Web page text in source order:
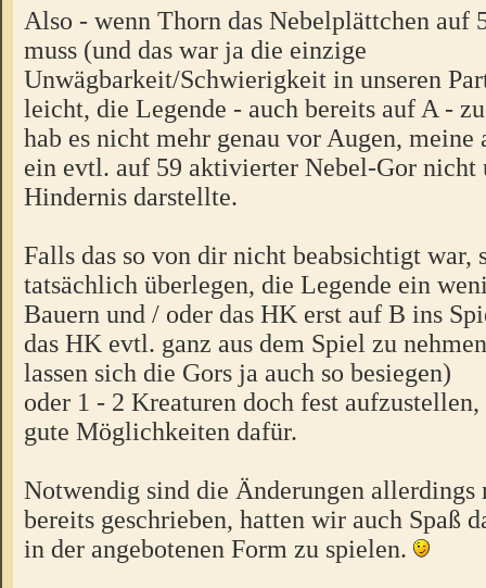
Also - wenn Thorn das Nebelplättchen auf
muss (und das war ja die einzige
Unwägbarkeit/Schwierigkeit in unseren
leicht, die Legende - auch bereits auf A -
hab es nicht mehr genau vor Augen, meine
ein evtl. auf 59 aktivierter Nebel-Gor nicht
Hindernis darstellte.
Falls das so von dir nicht beabsichtigt war,
tatsächlich überlegen, die Legende ein
Bauern und / oder das HK erst auf B ins
das HK evtl. ganz aus dem Spiel zu
lassen sich die Gors ja auch so besiegen)
oder 1 - 2 Kreaturen doch fest
gute Möglichkeiten dafür.
Notwendig sind die Änderungen allerdings
bereits geschrieben, hatten wir auch Spaß
in der angebotenen Form zu spielen.